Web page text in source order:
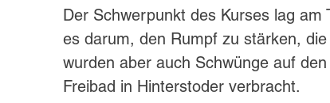
Der Schwerpunkt des Kurses lag am
es darum, den Rumpf zu stärken,
wurden aber auch Schwünge auf
Freibad in Hinterstoder verbracht.